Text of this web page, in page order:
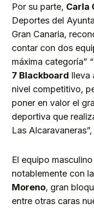
Por su parte, Carla
Deportes del
Gran Canaria,
contar con dos
máxima categoría”
7 Blackboard lleva
nivel competitivo,
poner en valor el
deportiva que
Las
El equipo
notablemente con
Moreno, gran
entre otras caras